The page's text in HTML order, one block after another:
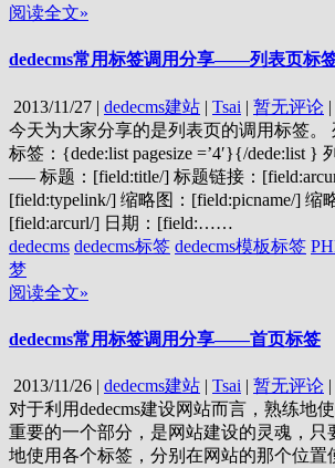
阅读全文»
dedecms常用标签调用分享——列表页标
2013/11/27 | dedecms建站 | Tsai | 暂无评论 |
今天为大家分享的是列表页的调用标签
标签：{dede:list pagesize =’4′}{/dede:list }
—– 标题：[field:title/] 标题链接：
[field:typelink/] 缩略图：[field:picname/] 缩
[field:arcurl/] 日期：[field:……
dedecms dedecms标签 dedecms模板标签
梦
阅读全文»
dedecms常用标签调用分享——首页标签
2013/11/26 | dedecms建站 | Tsai | 暂无评论 |
对于利用dedecms建设网站而言，熟练地
重要的一个部分，是网站建设的灵魂，只
地使用各个标签，分别在网站的那个位置